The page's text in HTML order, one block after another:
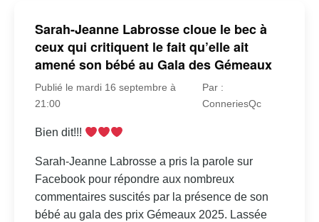
Sarah-Jeanne Labrosse cloue le bec à
ceux qui critiquent le fait qu’elle ait
amené son bébé au Gala des Gémeaux
Publié le mardi 16 septembre à
21:00
Par :
ConneriesQc
Bien dit!!!
Sarah-Jeanne Labrosse a pris la parole sur
Facebook pour répondre aux nombreux
commentaires suscités par la présence de son
bébé au gala des prix Gémeaux 2025. Lassée